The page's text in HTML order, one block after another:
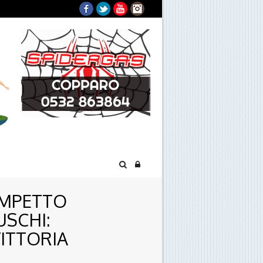
Facebook
TwitterYouTubeInstagram